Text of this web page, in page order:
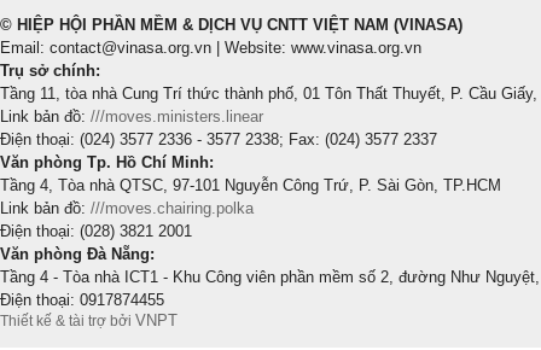
© HIỆP HỘI PHẦN MỀM & DỊCH VỤ CNTT VIỆT NAM (VINASA)
Email: contact@vinasa.org.vn | Website: www.vinasa.org.vn
Trụ sở chính:
Tầng 11, tòa nhà Cung Trí thức thành phố, 01 Tôn Thất Thuyết, P. Cầu Giấy,
Link bản đồ: ///moves.ministers.linear
Điện thoại: (024) 3577 2336 - 3577 2338; Fax: (024) 3577 2337
Văn phòng Tp. Hồ Chí Minh:
Tầng 4, Tòa nhà QTSC, 97-101 Nguyễn Công Trứ, P. Sài Gòn, TP.HCM
Link bản đồ: ///moves.chairing.polka
Điện thoại: (028) 3821 2001
Văn phòng Đà Nẵng:
Tầng 4 - Tòa nhà ICT1 - Khu Công viên phần mềm số 2, đường Như
Điện thoại: 0917874455
Thiết kế & tài trợ bởi VNPT